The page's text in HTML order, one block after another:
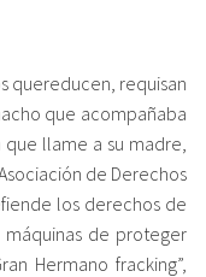
quereducen, requisan
que acompañaba
llame a su madre,
de Derechos
los derechos de
de proteger
Hermano fracking”,